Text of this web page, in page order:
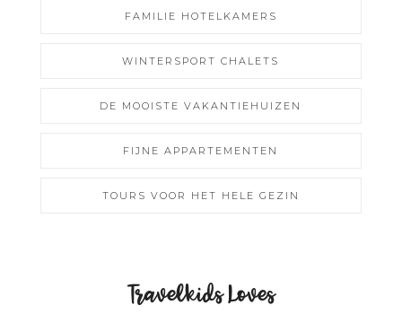
FAMILIE HOTELKAMERS
WINTERSPORT CHALETS
DE MOOISTE VAKANTIEHUIZEN
FIJNE APPARTEMENTEN
TOURS VOOR HET HELE GEZIN
Travelkids Loves